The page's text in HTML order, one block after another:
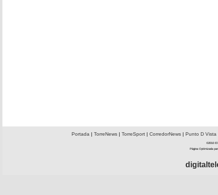
Portada | TorreNews| TorreSport| CorredorNews| Punto D Vista
©2010 El
Página Optimizada